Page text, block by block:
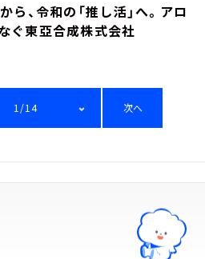
ら、令和の「推し活」へ。アロ
ぐ東亞合成株式会社
1/14 次へ